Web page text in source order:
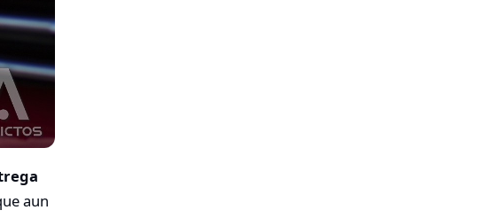
aun